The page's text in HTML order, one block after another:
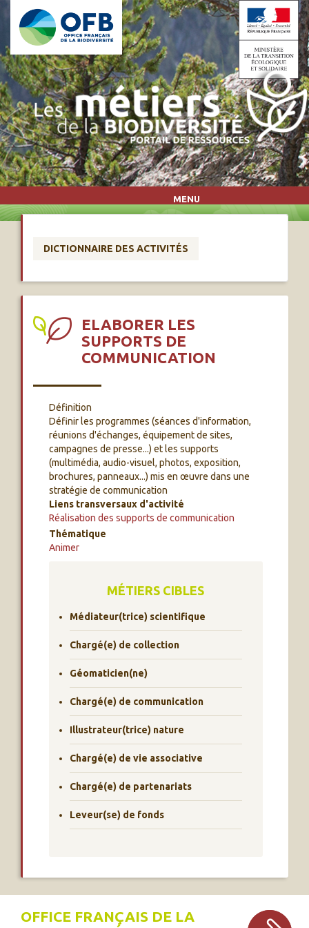
Aller au contenu principal
MENU
DICTIONNAIRE DES ACTIVITÉS
ELABORER LES
SUPPORTS DE
COMMUNICATION
Définition
Définir les programmes (séances d'information,
réunions d'échanges, équipement de sites,
campagnes de presse...) et les supports
(multimédia, audio-visuel, photos, exposition,
brochures, panneaux...) mis en œuvre dans une
stratégie de communication
Liens transversaux d'activité
Réalisation des supports de communication
Thématique
Animer
MÉTIERS CIBLES
Médiateur(trice) scientifique
Chargé(e) de collection
Géomaticien(ne)
Chargé(e) de communication
Illustrateur(trice) nature
Chargé(e) de vie associative
Chargé(e) de partenariats
Leveur(se) de fonds
OFFICE FRANÇAIS DE LA